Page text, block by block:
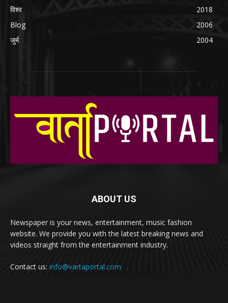
विश्व
2018
Blog
2006
जुर्म
2004
ABOUT US
Newspaper is your news, entertainment, music fashion
website. We provide you with the latest breaking news and
videos straight from the entertainment industry.
Contact us: info@vartaportal.com